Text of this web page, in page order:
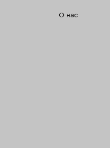
О нас